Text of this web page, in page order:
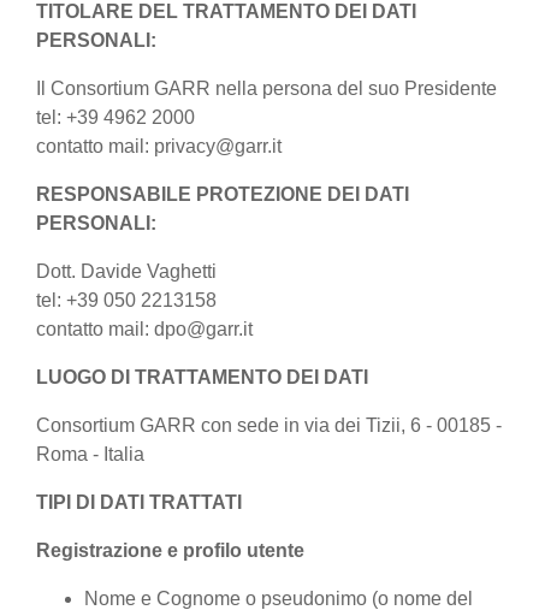
TITOLARE DEL TRATTAMENTO DEI DATI
PERSONALI:
Il Consortium GARR nella persona del suo Presidente
tel: +39 4962 2000
contatto mail: privacy@garr.it
RESPONSABILE PROTEZIONE DEI DATI
PERSONALI:
Dott. Davide Vaghetti
tel: +39 050 2213158
contatto mail: dpo@garr.it
LUOGO DI TRATTAMENTO DEI DATI
Consortium GARR con sede in via dei Tizii, 6 - 00185 -
Roma - Italia
TIPI DI DATI TRATTATI
Registrazione e profilo utente
Nome e Cognome o pseudonimo (o nome del